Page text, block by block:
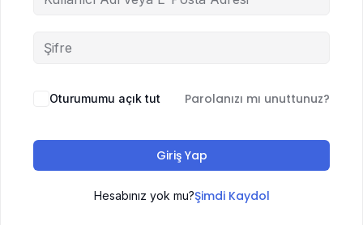
Oturumumu açık tut Parolanızı mı unuttunuz?
Giriş Yap
Hesabınız yok mu?Şimdi Kaydol